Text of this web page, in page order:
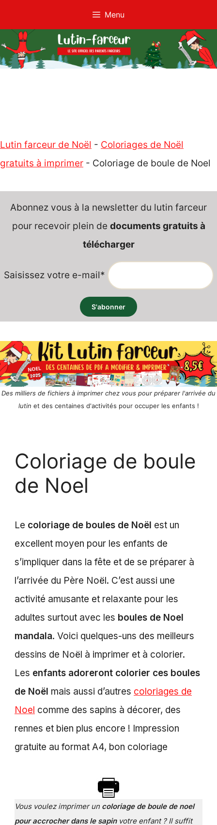
au
contenu
Menu
Lutin farceur de Noël - Coloriages de Noël
gratuits à imprimer - Coloriage de boule de Noel
Abonnez vous à la newsletter du lutin farceur
pour recevoir plein de documents gratuits à
télécharger
Saisissez votre e-mail*
Des milliers de fichiers à imprimer chez vous pour préparer l'arrivée du
lutin et des centaines d'activités pour occuper les enfants !
Coloriage de boule
de Noel
Le coloriage de boules de Noël est un
excellent moyen pour les enfants de
s’impliquer dans la fête et de se préparer à
l’arrivée du Père Noël. C’est aussi une
activité amusante et relaxante pour les
adultes surtout avec les boules de Noel
mandala. Voici quelques-uns des meilleurs
dessins de Noël à imprimer et à colorier.
Les enfants adoreront colorier ces boules
de Noël mais aussi d’autres coloriages de
Noel comme des sapins à décorer, des
rennes et bien plus encore ! Impression
gratuite au format A4, bon coloriage
Vous voulez imprimer un coloriage de boule de noel
pour accrocher dans le sapinvotre enfant ? Il suffit